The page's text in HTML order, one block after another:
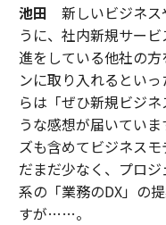
池田 新しいビジネス
うに、社内新規サー
進をしている他社の
ンに取り入れるとい
らは「ぜひ新規ビジ
うな感想が届いてい
ズも含めてビジネス
だまだ少なく、プロ
系の「業務のDX」の
すが……。